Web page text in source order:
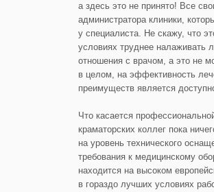
а здесь это не принято! Все
администратора клиники,
у специалиста. Не скажу, что
условиях труднее налаживать
отношения с врачом, а это не
в целом, на эффективность
преимуществ является
Что касается
краматорских коллег пока
на уровень технического
требования к медицинскому
находится на высоком
в гораздо лучших условиях